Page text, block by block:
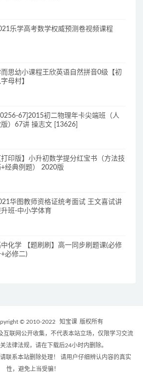
乐学高考数学权威预测卷视频课程
思幼小课程王欣英语自然拼音0级【初
字母村】
67]2015初二物理年卡尖端班（人
）67讲 操志文 [13626]
打印版】小升初数学提分红宝书（方法技
经典例题） 2020版
华图教师资格证统考面试 王文喜试讲
班-中小学体育
中化学 【题刷刷】高一同步刷题课(必修
必修二)
© 2010-2022 知宝课 版权所有
互联网公开收集，不代表本站立场，仅限学习交流
法律法规，请在下载后24小时内删除。
联系本站删除处理！ 请用户仔细辨认内容的真实
性，避免上当受骗！